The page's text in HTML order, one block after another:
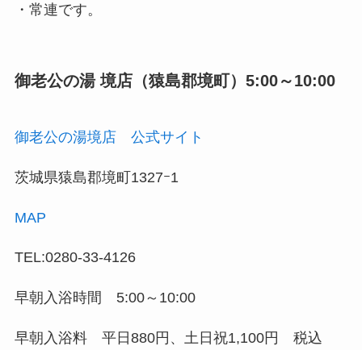
・常連です。
御老公の湯 境店（猿島郡境町）5:00～10:00
御老公の湯境店 公式サイト
茨城県猿島郡境町1327ｰ1
MAP
TEL:0280-33-4126
早朝入浴時間 5:00～10:00
早朝入浴料 平日880円、土日祝1,100円 税込